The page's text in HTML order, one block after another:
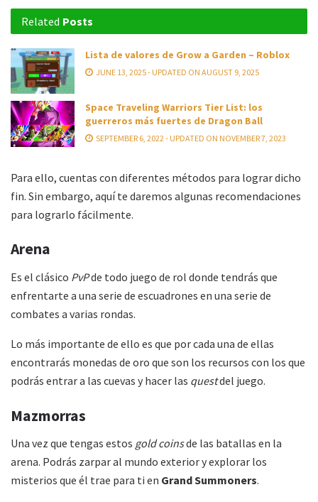
Related Posts
Lista de valores de Grow a Garden – Roblox
JUNE 13, 2025 - UPDATED ON AUGUST 9, 2025
Space Traveling Warriors Tier List: los
guerreros más fuertes de Dragon Ball
SEPTEMBER 6, 2022 - UPDATED ON NOVEMBER 7, 2023
Para ello, cuentas con diferentes métodos para lograr dicho
fin. Sin embargo, aquí te daremos algunas recomendaciones
para lograrlo fácilmente.
Arena
Es el clásico PvPde todo juego de rol donde tendrás que
enfrentarte a una serie de escuadrones en una serie de
combates a varias rondas.
Lo más importante de ello es que por cada una de ellas
encontrarás monedas de oro que son los recursos con los que
podrás entrar a las cuevas y hacer las questdel juego.
Mazmorras
Una vez que tengas estos gold coinsde las batallas en la
arena. Podrás zarpar al mundo exterior y explorar los
misterios que él trae para ti en Grand Summoners.